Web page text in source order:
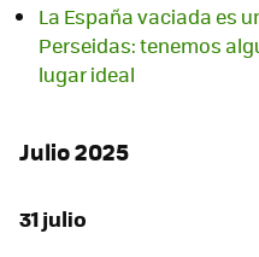
La España vaciada es
Perseidas: tenemos
lugar ideal
Julio 2025
31 julio